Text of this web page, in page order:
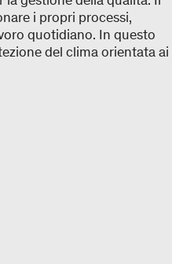
i propri processi,
quotidiano. In questo
del clima orientata ai